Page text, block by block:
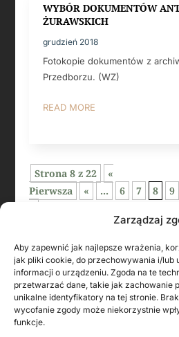
Zarządzaj
Aby zapewnić jak najlepsze wrażenia,
jak pliki cookie, do przechowywania i/lub
informacji o urządzeniu. Zgoda na te
przetwarzać dane, takie jak zachowanie
unikalne identyfikatory na tej stronie.
wycofanie zgody może niekorzystnie
funkcje.
WYBÓR DOKUMENTÓW
ŻURAWSKICH
grudzień 2018
Fotokopie dokumentów z
Przedborzu. (WZ)
READ MORE
Strona 8 z 22
«
Pierwsza
« ... 6 7 8 9